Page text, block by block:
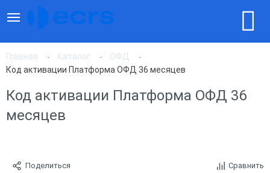
Главная Каталог
ОФД
Код активации Платформа ОФД 36 месяцев
Код активации Платформа ОФД 36
месяцев
Поделиться Сравнить